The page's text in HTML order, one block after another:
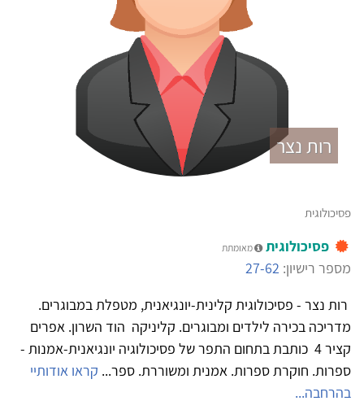
רות נצר
פסיכולוגית
פסיכולוגית מאומתת
מספר רישיון: 27-62
רות נצר - פסיכולוגית קלינית-יונגיאנית, מטפלת במבוגרים.
מדריכה בכירה לילדים ומבוגרים. קליניקה הוד השרון. אפרים
קציר 4 כותבת בתחום התפר של פסיכולוגיה יונגיאנית-אמנות -
ספרות. חוקרת ספרות. אמנית ומשוררת. ספר... קראו אודותיי
בהרחבה...